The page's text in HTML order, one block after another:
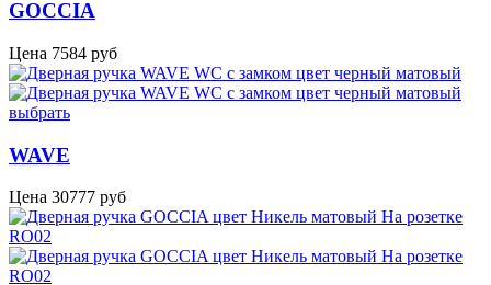
GOCCIA
Цена 7584 руб
выбрать
WAVE
Цена 30777 руб